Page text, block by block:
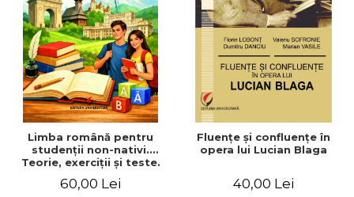
ADMINISTRATIVE
ȘTIINȚE ECONOMICE
ȘTIINȚE EXACTE
EDUCAȚIE FIZICĂ ȘI SPORT
PREUNIVERSITARIA
TIMP LIBER
ÎN CURS DE APARIȚIE
NOUTĂȚI
PACHETE DE STUDIU
Cum Cumpăr
Livrare
Politica de Retur
Formular de Retur
Distribuitori
Limba română pentru
studenţii non-nativi.
Teorie, exerciţii şi teste.
60,00 Lei
Fluenţe şi confluenţe în
opera lui Lucian Blaga
40,00 Lei